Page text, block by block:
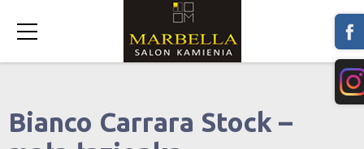
Bianco Carrara Stock –